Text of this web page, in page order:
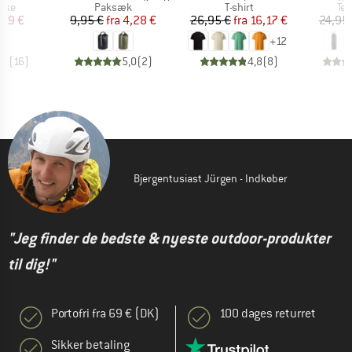
pris
€
(16)
Produktgruppe
Paksæk
Pris
9,95 € Nedsat pris
fra 4,28 €
5,0(2)
Produktgruppe
T-shirt
Pris
26,95 € Nedsat pris
fra 16,17 €
+12
4,8(8)
24,95
Bjergentusiast Jürgen - Indkøber
"Jeg finder de bedste & nyeste outdoor-produkter
til dig!"
Portofri fra 69 € (DK)
Sikker betaling
100 dages returret